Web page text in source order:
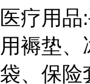
医疗用品
用褥垫、
袋、保险